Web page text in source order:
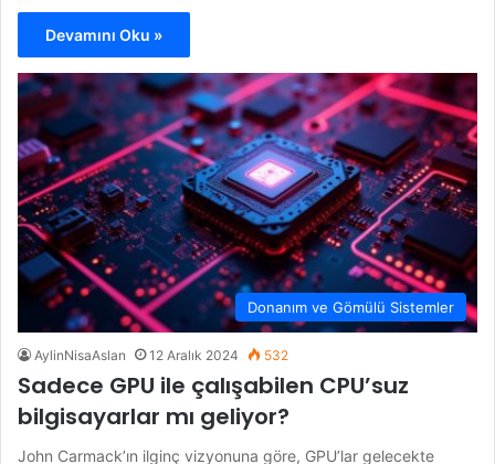
Devamını Oku »
Donanım ve Gömülü Sistemler
AylinNisaAslan 12 Aralık 2024 532
Sadece GPU ile çalışabilen CPU’suz
bilgisayarlar mı geliyor?
John Carmack’ın ilginç vizyonuna göre, GPU’lar gelecekte